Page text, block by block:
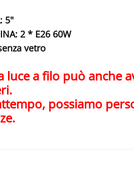
5"
2 * E26 60W
vetro
luce a filo può anche
possiamo